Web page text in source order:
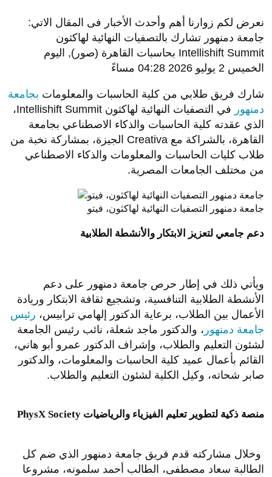
نعرض لكم زوارنا أهم وأحدث الأخبار فى المقال الاتي:
جامعة دمنهور تشارك بالتصفيات النهائية لهاكثون
Intellishift Summit بحاسبات القاهرة (صور), اليوم
الخميس 2 يوليو 2026 04:28 مساءً
شارك فريق طلابي من كلية الحاسبات والمعلومات بجامعة
دمنهور
في التصفيات النهائية لهاكثون Intellishift Summit،
الذي عقدته كلية الحاسبات والذكاء الاصطناعي بجامعة
القاهرة، بالشراكة مع Creativa الجيزة، بمشاركة نخبة من
طلاب كليات الحاسبات والمعلومات والذكاء الاصطناعي
من مختلف الجامعات المصرية.
جامعة دمنهور التصفيات النهائية لهاكثون، فيتو
دعم جامعي لتعزيز الابتكار والأنشطة الطلابية
ويأتي ذلك في إطار حرص جامعة دمنهور على دعم
الأنشطة الطلابية التنافسية، وتشجيع ثقافة الابتكار وريادة
الأعمال بين الطلاب، برعاية الدكتور إلهامي ترابيس، رئيس
جامعة دمنهور ، والدكتور ماجد شعلة، نائب رئيس الجامعة
لشئون التعليم والطلاب، وإشراف الدكتور عمرو أبو هاني،
القائم بأعمال عميد كلية الحاسبات والمعلومات، والدكتور
صابر شحاته، وكيل الكلية لشئون التعليم والطلاب.
PhysX Society منصة ذكية لتطوير تعليم الفيزياء والرياضيات
وخلال مشاركته قدم فريق جامعة دمنهور الذي ضم كل
الطالبة سعاد مصطفى، الطالب أحمد سلمونه، مشروعا